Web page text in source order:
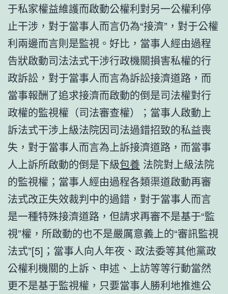
于私家權益維護而啟動公權利對另一公權利停
止干涉，對于當事人而言仍為“接濟”，對于公權
利兩邊而言則是監視。好比，當事人經由過程
告狀啟動司法法式干涉行政機關損害私權的行
政訴訟，對于當事人而言為訴訟接濟道路，而
當事報酬了追求接濟而啟動的倒是司法權對行
政權的監視權（司法審查權）；當事人啟動上
訴法式干涉上級法院因司法過錯招致的私益喪
失，對于當事人而言為上訴接濟道路，而當事
人上訴所啟動的倒是下級包養 法院對上級法院
的監視權；當事人經由過程各類渠道啟動再審
法式改正失效裁判中的過錯，對于當事人而言
是一種特殊接濟道路，但請求再審不是基于“監
視”權，所啟動的也不是嚴厲意義上的“審訊監視
法式”[5]；當事人向人年夜、政法委等其他黨政
公權利機關的上訴、申述、上訪等等行動當然
更不是基于監視權，只要當事人勝利地推進公